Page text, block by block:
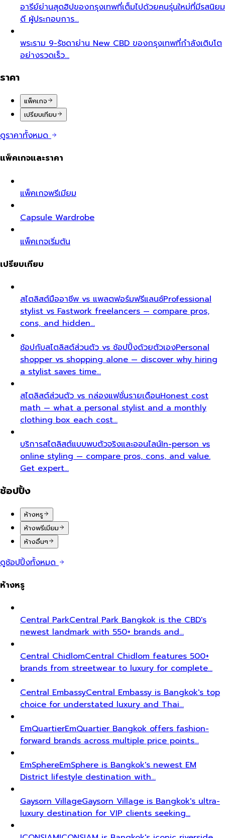
อารีย์ย่านสุดฮิปของกรุงเทพที่เต็มไปด้วยคนรุ่นใหม่ที่มีรสนิยม
ดี ผู้ประกอบการ…
พระราม 9-รัชดาย่าน New CBD ของกรุงเทพที่กำลังเติบโต
อย่างรวดเร็ว…
ราคา
แพ็คเกจ
เปรียบเทียบ
ดูราคาทั้งหมด
แพ็คเกจและราคา
แพ็คเกจพรีเมียม
Capsule Wardrobe
แพ็คเกจเริ่มต้น
เปรียบเทียบ
สไตลิสต์มืออาชีพ vs แพลตฟอร์มฟรีแลนซ์Professional
stylist vs Fastwork freelancers — compare pros,
cons, and hidden…
ช้อปกับสไตลิสต์ส่วนตัว vs ช้อปปิ้งด้วยตัวเองPersonal
shopper vs shopping alone — discover why hiring
a stylist saves time…
สไตลิสต์ส่วนตัว vs กล่องแฟชั่นรายเดือนHonest cost
math — what a personal stylist and a monthly
clothing box each cost…
บริการสไตลิสต์แบบพบตัวจริงและออนไลน์In-person vs
online styling — compare pros, cons, and value.
Get expert…
ช้อปปิ้ง
ห้างหรู
ห้างพรีเมียม
ห้างอื่นๆ
ดูช้อปปิ้งทั้งหมด
ห้างหรู
Central ParkCentral Park Bangkok is the CBD's
newest landmark with 550+ brands and…
Central ChidlomCentral Chidlom features 500+
brands from streetwear to luxury for complete…
Central EmbassyCentral Embassy is Bangkok's top
choice for understated luxury and Thai…
EmQuartierEmQuartier Bangkok offers fashion-
forward brands across multiple price points…
EmSphereEmSphere is Bangkok's newest EM
District lifestyle destination with…
Gaysorn VillageGaysorn Village is Bangkok's ultra-
luxury destination for VIP clients seeking…